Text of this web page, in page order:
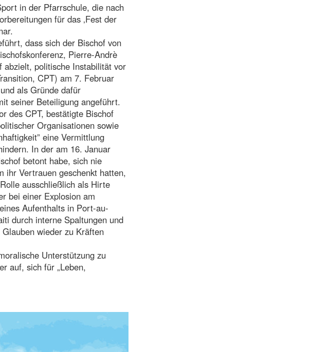
in der Pfarrschule, die nach
für das ‚Fest der
dass sich der Bischof von
Pierre-Andrè
abzielt, politische Instabilität vor
CPT) am 7. Februar
als Gründe dafür
seiner Beteiligung angeführt.
des CPT, bestätigte Bischof
Organisationen sowie
eine Vermittlung
In der am 16. Januar
betont habe, sich nie
ihr Vertrauen geschenkt hatten,
ausschließlich als Hirte
bei einer Explosion am
Aufenthalts in Port-au-
durch interne Spaltungen und
wieder zu Kräften
Unterstützung zu
auf, sich für „Leben,